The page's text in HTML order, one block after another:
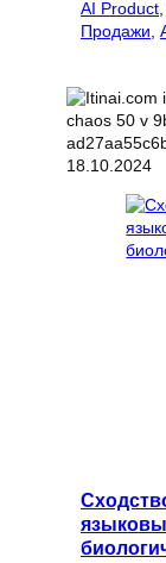
AI Product
Продажи
18.10.2024